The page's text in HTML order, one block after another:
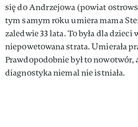
się do Andrzejowa (powiat
tym samym roku umiera mama
zaledwie 33 lata. To była dla dzieci
niepowetowana strata. Umierała
Prawdopodobnie był to nowotwór,
diagnostyka niemal nie istniała.